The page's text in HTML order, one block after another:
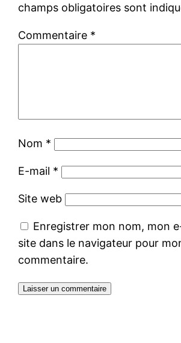
champs obligatoires sont
Commentaire *
Nom *
E-mail *
Site web
Enregistrer mon nom, mon
site dans le navigateur pour
commentaire.